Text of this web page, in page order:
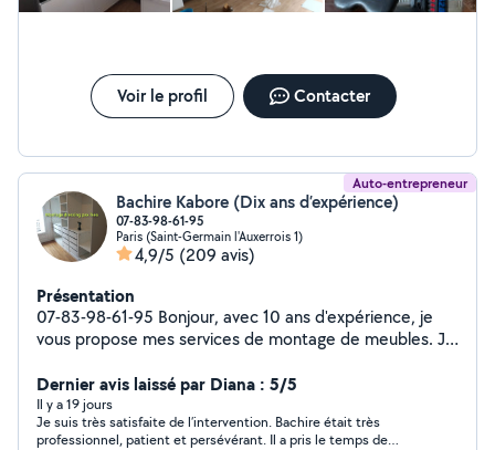
Voir le profil Contacter
Auto-entrepreneur
Bachire Kabore (Dix ans d’expérience)
07-83-98-61-95
Paris (Saint-Germain l'Auxerrois 1)
4,9/5 (209 avis)
Présentation
07-83-98-61-95 Bonjour, avec 10 ans d'expérience, je
vous propose mes services de montage de meubles. Je
Leroy Merlin, Conforama, etc.). Spécialiste dressing
PAX, lits, armoires, canapés. Monteur expérimenté, je
dispose de tout le matériel nécessaire
Dernier avis laissé par Diana : 5/5
Il y a 19 jours
Je suis très satisfaite de l’intervention. Bachire était très
professionnel, patient et persévérant. Il a pris le temps de